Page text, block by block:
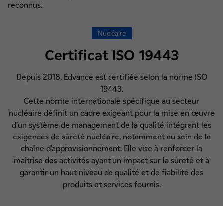
reconnus.
Certificat ISO 19443
Nucléaire
Depuis 2018, Edvance est certifiée selon la norme ISO
19443.
Cette norme internationale spécifique au secteur
nucléaire définit un cadre exigeant pour la mise en œuvre
d’un système de management de la qualité intégrant les
exigences de sûreté nucléaire, notamment au sein de la
chaîne d’approvisionnement. Elle vise à renforcer la
maîtrise des activités ayant un impact sur la sûreté et à
garantir un haut niveau de qualité et de fiabilité des
produits et services fournis.